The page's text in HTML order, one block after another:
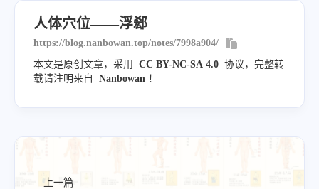
人体穴位——浮郄
https://blog.nanbowan.top/notes/7998a904/
本文是原创文章，采用
CC BY-NC-SA 4.0 协议，完整转
载请注明来自
Nanbowan ！
上一篇